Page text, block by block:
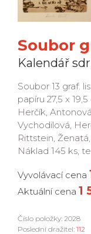
Soubor
Kalendář
Soubor 13 graf.
papíru 27,5 x
Herčík,
Vychodilová,
Rittstein,
Náklad 145 ks,
Vyvolávací cena
Aktuální cena 1
Číslo položky: 2028
Poslední dražitel: 112